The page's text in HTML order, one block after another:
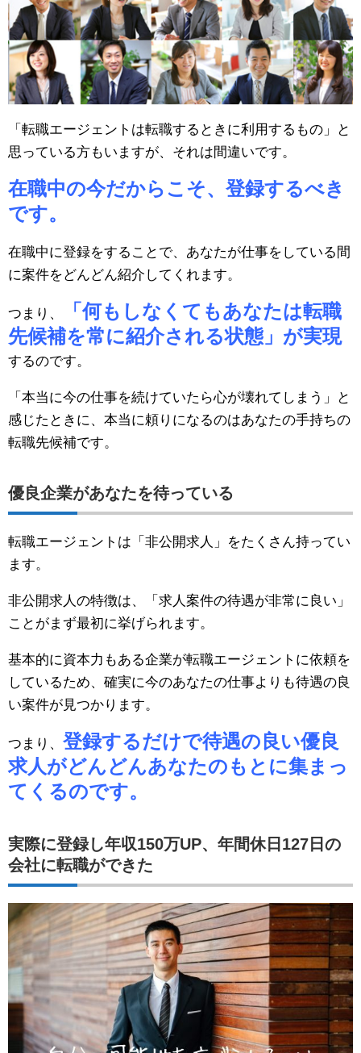
「転職エージェントは転職するときに利用するもの」と
思っている方もいますが、それは間違いです。
在職中の今だからこそ、登録するべき
です。
在職中に登録をすることで、あなたが仕事をしている間
に案件をどんどん紹介してくれます。
つまり、
「何もしなくてもあなたは転職
先候補を常に紹介される状態」が実現
するのです。
「本当に今の仕事を続けていたら心が壊れてしまう」と
感じたときに、本当に頼りになるのはあなたの手持ちの
転職先候補です。
優良企業があなたを待っている
転職エージェントは「非公開求人」をたくさん持ってい
ます。
非公開求人の特徴は、「求人案件の待遇が非常に良い」
ことがまず最初に挙げられます。
基本的に資本力もある企業が転職エージェントに依頼を
しているため、確実に今のあなたの仕事よりも待遇の良
い案件が見つかります。
つまり、 登録するだけで待遇の良い優良
求人がどんどんあなたのもとに集まっ
てくるのです。
実際に登録し年収150万UP、年間休日127日の
会社に転職ができた